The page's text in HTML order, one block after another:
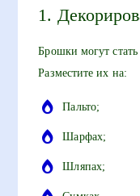
1.
Брошки могут
Разместите их на:
Пальто;
Шарфах;
Шляпах;